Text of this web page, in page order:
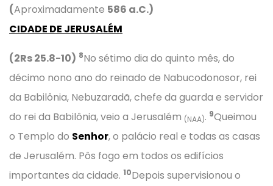
(Aproximadamente 586 a.C.)
CIDADE DE JERUSALÉM
(2Rs 25.8-10) 8No sétimo dia do quinto mês, do
décimo nono ano do reinado de Nabucodonosor, rei
da Babilônia, Nebuzaradã, chefe da guarda e servidor
do rei da Babilônia, veio a Jerusalém (NAA). 9Queimou
o Templo do Senhor, o palácio real e todas as casas
de Jerusalém. Pôs fogo em todos os edifícios
importantes da cidade. 10Depois supervisionou o